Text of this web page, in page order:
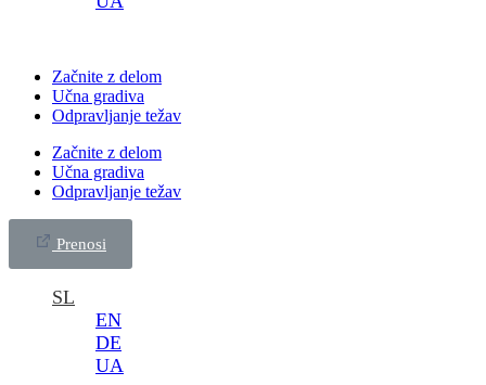
Začnite z delom
Učna gradiva
Odpravljanje težav
Začnite z delom
Učna gradiva
Odpravljanje težav
Prenosi
SL
EN
DE
UA